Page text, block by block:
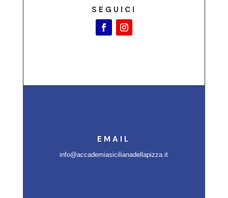
SEGUICI
EMAIL
info@accademiasicilianadellapizza.it